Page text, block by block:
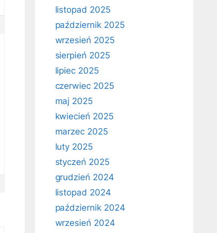
listopad 2025
październik 2025
wrzesień 2025
sierpień 2025
lipiec 2025
czerwiec 2025
maj 2025
kwiecień 2025
marzec 2025
luty 2025
styczeń 2025
grudzień 2024
listopad 2024
październik 2024
wrzesień 2024